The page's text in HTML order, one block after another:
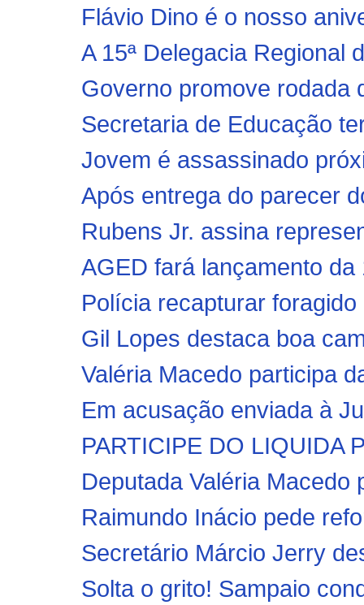
Flávio Dino é o nosso
A 15ª Delegacia Regional
Governo promove rodada
Secretaria de Educação
Jovem é assassinado
Após entrega do parecer
Rubens Jr. assina
AGED fará lançamento da
Polícia recapturar
Gil Lopes destaca boa
Valéria Macedo participa
Em acusação enviada à
PARTICIPE DO LIQUIDA
Deputada Valéria Macedo
Raimundo Inácio pede
Secretário Márcio Jerry
Solta o grito! Sampaio